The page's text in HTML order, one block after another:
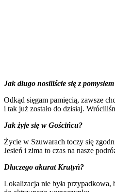
Jak długo nosiliście się z
Odkąd sięgam pamięcią, zawsze
i tak już zostało do dzisiaj.
Jak żyje się w Gościńcu?
Życie w Szuwarach toczy się
Jesień i zima to czas na nasze
Dlaczego akurat Krutyń?
Lokalizacja nie była